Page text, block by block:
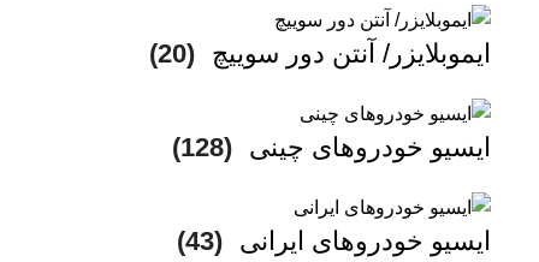
ایموبلایزر/ آنتن دور سوییچ (20)
ایسیو خودروهای چینی (128)
ایسیو خودروهای ایرانی (43)